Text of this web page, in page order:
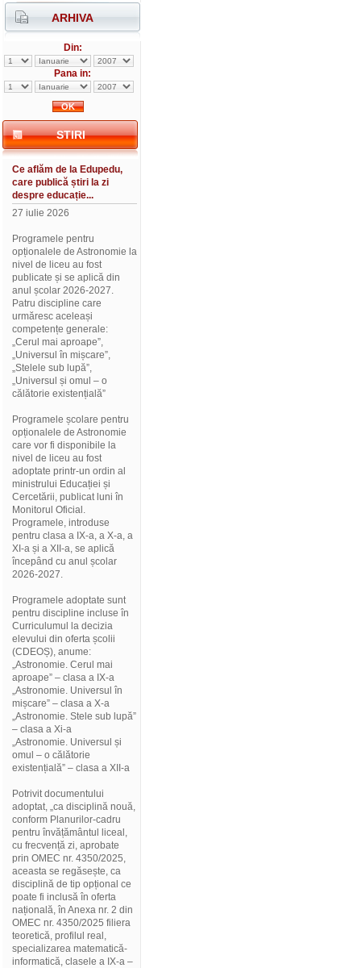
ARHIVA
Din:
Pana in:
STIRI
Ce aflăm de la Edupedu,
care publică știri la zi
despre educație...
27 iulie 2026
Programele pentru
opționalele de Astronomie la
nivel de liceu au fost
publicate și se aplică din
anul școlar 2026-2027.
Patru discipline care
urmăresc aceleași
competențe generale:
„Cerul mai aproape”,
„Universul în mișcare”,
„Stelele sub lupă”,
„Universul și omul – o
călătorie existențială”
Programele școlare pentru
opționalele de Astronomie
care vor fi disponibile la
nivel de liceu au fost
adoptate printr-un ordin al
ministrului Educației și
Cercetării, publicat luni în
Monitorul Oficial.
Programele, introduse
pentru clasa a IX-a, a X-a, a
XI-a și a XII-a, se aplică
începând cu anul școlar
2026-2027.
Programele adoptate sunt
pentru discipline incluse în
Curriculumul la decizia
elevului din oferta școlii
(CDEOȘ), anume:
„Astronomie. Cerul mai
aproape” – clasa a IX-a
„Astronomie. Universul în
mișcare” – clasa a X-a
„Astronomie. Stele sub lupă”
– clasa a Xi-a
„Astronomie. Universul și
omul – o călătorie
existențială” – clasa a XII-a
Potrivit documentului
adoptat, „ca disciplină nouă,
conform Planurilor-cadru
pentru învățământul liceal,
cu frecvență zi, aprobate
prin OMEC nr. 4350/2025,
aceasta se regăsește, ca
disciplină de tip opțional ce
poate fi inclusă în oferta
națională, în Anexa nr. 2 din
OMEC nr. 4350/2025 filiera
teoretică, profilul real,
specializarea matematică-
informatică, clasele a IX-a –